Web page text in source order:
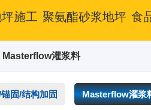
施工 聚氨酯砂浆地坪 食
Masterflow灌浆料
固/结构加固 Masterflow灌浆